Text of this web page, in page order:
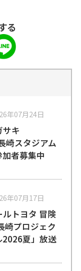
る
年07月24日
サキ
崎スタジアム
者募集中
年07月17日
ルトヨタ 冒険
崎プロジェク
2026夏」放送